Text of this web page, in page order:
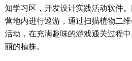
知学习区，开发设计实践活动软件
营地内进行巡游，通过扫描植物二
活动，在充满趣味的游戏通关过程
丽的植株。